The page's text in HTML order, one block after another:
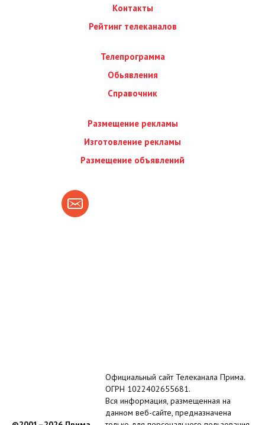
Контакты
Рейтинг телеканалов
Телепрограмма
Обьявления
Справочник
Размещение рекламы
Изготовление рекламы
Размещение объявлений
Официальный сайт Телеканала Прима.
ОГРН 1022402655681.
Вся информация, размещенная на
данном веб-сайте, предназначена